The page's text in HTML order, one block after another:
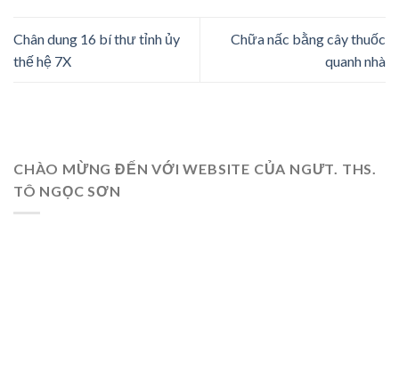
Chân dung 16 bí thư tỉnh ủy
thế hệ 7X
Chữa nấc bằng cây thuốc
quanh nhà
CHÀO MỪNG ĐẾN VỚI WEBSITE CỦA NGƯT. THS.
TÔ NGỌC SƠN